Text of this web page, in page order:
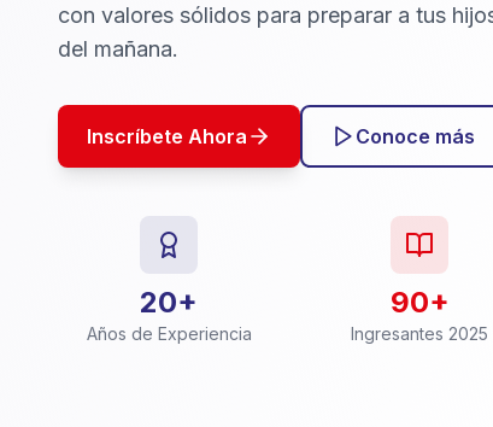
con valores sólidos para preparar a tus
del mañana.
Inscríbete Ahora Conoce más
20+
Años de Experiencia
90+
Ingresantes 2025